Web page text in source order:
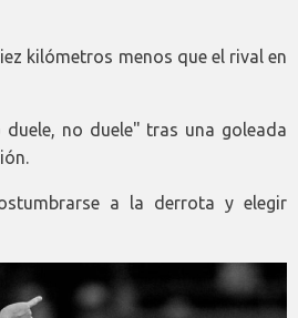
kilómetros menos que el rival en
no duele" tras una goleada
a la derrota y elegir